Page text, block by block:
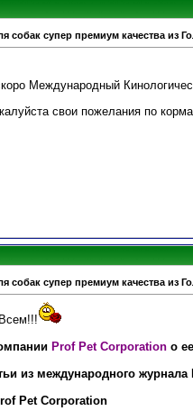
собак супер премиум качества из
Международный
свои пожелания по
собак супер премиум качества из
Prof Pet Corporation о
из международного журнала
Pet Corporation